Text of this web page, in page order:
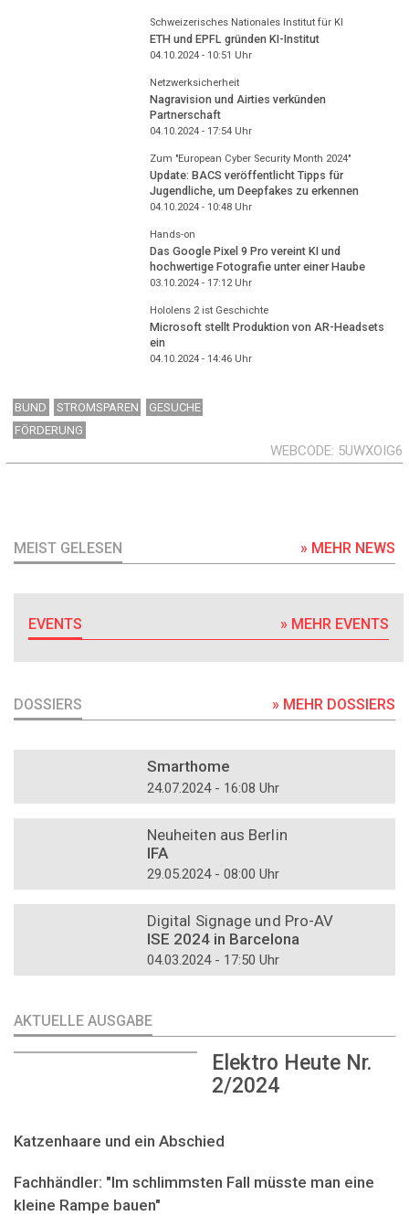
Schweizerisches Nationales Institut für KI
ETH und EPFL gründen KI-Institut
04.10.2024 - 10:51 Uhr
Netzwerksicherheit
Nagravision und Airties verkünden
Partnerschaft
04.10.2024 - 17:54Uhr
Zum "European Cyber Security Month 2024"
Update: BACS veröffentlicht Tipps für
Jugendliche, um Deepfakes zu erkennen
04.10.2024 - 10:48Uhr
Hands-on
Das Google Pixel 9 Pro vereint KI und
hochwertige Fotografie unter einer Haube
03.10.2024 - 17:12Uhr
Hololens 2 ist Geschichte
Microsoft stellt Produktion von AR-Headsets
ein
04.10.2024 - 14:46Uhr
BUND STROMSPAREN
GESUCHE
FÖRDERUNG
WEBCODE 5UWXOIG6
MEIST GELESEN » MEHR NEWS
EVENTS » MEHR EVENTS
DOSSIERS » MEHR DOSSIERS
Smarthome
24.07.2024 - 16:08 Uhr
Neuheiten aus Berlin
IFA
29.05.2024 - 08:00 Uhr
Digital Signage und Pro-AV
ISE 2024 in Barcelona
04.03.2024 - 17:50 Uhr
AKTUELLE AUSGABE
Elektro Heute Nr.
2/2024
Katzenhaare und ein Abschied
Fachhändler: "Im schlimmsten Fall müsste man eine
kleine Rampe bauen"